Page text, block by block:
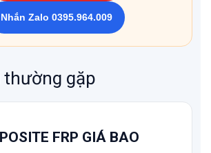
Nhắn Zalo 0395.964.009
thường gặp
FRP GIÁ BAO